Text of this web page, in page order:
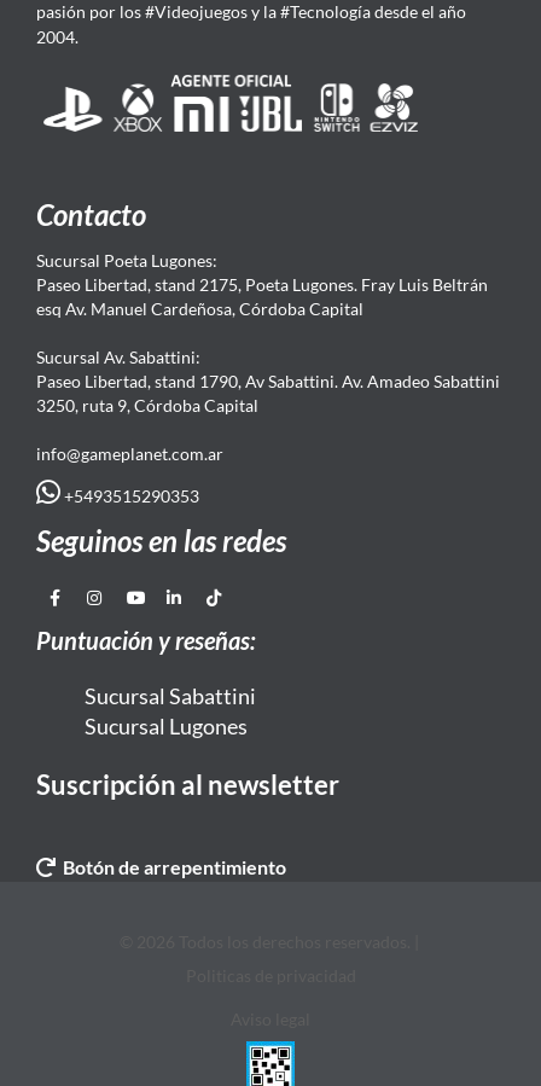
pasión por los #Videojuegos y la #Tecnología desde el año
2004.
Contacto
Sucursal Poeta Lugones:
Paseo Libertad, stand 2175, Poeta Lugones. Fray Luis Beltrán
esq Av. Manuel Cardeñosa, Córdoba Capital
Sucursal Av. Sabattini:
Paseo Libertad, stand 1790, Av Sabattini. Av. Amadeo Sabattini
3250, ruta 9, Córdoba Capital
info@gameplanet.com.ar
+5493515290353
Seguinos en las redes
Puntuación y reseñas:
Sucursal Sabattini
Sucursal Lugones
Suscripción al newsletter
Botón de arrepentimiento